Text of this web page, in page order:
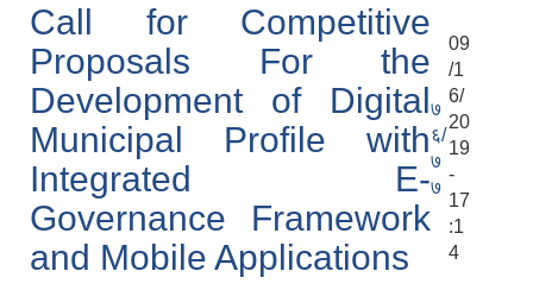
Call for Competitive
Proposals For the
Development of Digital
Municipal Profile with
Integrated E-
Governance Framework
and Mobile Applications
७
६/
७
७
09
/1
6/
20
19
-
17
:1
4